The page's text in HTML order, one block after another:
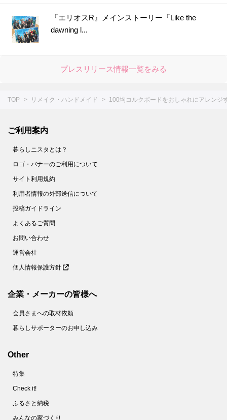
『エリオスR』メインストーリー『Like the
dawning l...
プレスリリース情報一覧をみる
TOP リメイク・ハンドメイド 100均コルクボードをおしゃれにアレンジ
ご利用案内
暮らしニスタとは？
ロゴ・バナーのご利用について
サイト利用規約
利用者情報の外部送信について
投稿ガイドライン
よくあるご質問
お問い合わせ
運営会社
個人情報保護方針
企業・メーカーの皆様へ
会員さまへの取材依頼
暮らしサポーターのお申し込み
Other
特集
Check it!
ふるさと納税
みんなの家づくり